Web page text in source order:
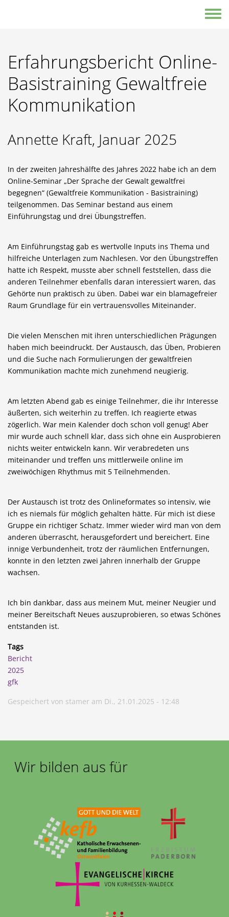
Erfahrungsbericht Online-
Basistraining Gewaltfreie
Kommunikation
Annette Kraft, Januar 2025
In der zweiten Jahreshälfte des Jahres 2022 habe ich an dem
Online-Seminar „Der Sprache der Gewalt gewaltfrei
begegnen“ (Gewaltfreie Kommunikation - Basistraining)
teilgenommen. Das Seminar bestand aus einem
Einführungstag und drei Übungstreffen.
Am Einführungstag gab es wertvolle Inputs ins Thema und
hilfreiche Unterlagen zum Nachlesen. Vor den Übungstreffen
hatte ich Respekt, musste aber schnell feststellen, dass die
anderen Teilnehmer ebenfalls daran interessiert waren, das
Gehörte nun praktisch zu üben. Dabei war ein blamagefreier
Raum Grundlage für ein vertrauensvolles Miteinander.
Die vielen Menschen mit ihren unterschiedlichen Prägungen
haben mich beeindruckt. Der Austausch, das Üben, Probieren
und die Suche nach Formulierungen der gewaltfreien
Kommunikation machte mich zunehmend neugierig.
Am letzten Abend gab es einige Teilnehmer, die ihr Interesse
äußerten, sich weiterhin zu treffen. Ich reagierte etwas
zögerlich. War mein Kalender doch schon voll genug! Aber
mir wurde auch schnell klar, dass sich ohne ein Ausprobieren
nichts weiter entwickeln kann. Wir verabredeten uns
miteinander und treffen uns mittlerweile online im
zweiwöchigen Rhythmus mit 5 Teilnehmenden.
Der Austausch ist trotz des Onlineformates so intensiv, wie
ich es niemals für möglich gehalten hätte. Für mich ist diese
Gruppe ein richtiger Schatz. Immer wieder wird man von dem
anderen überrascht, herausgefordert und bereichert. Eine
innige Verbundenheit, trotz der räumlichen Entfernungen,
konnte in den letzten zwei Jahren innerhalb der Gruppe
wachsen.
Ich bin dankbar, dass aus meinem Mut, meiner Neugier und
meiner Bereitschaft Neues auszuprobieren, so etwas Schönes
entstanden ist.
Tags
Bericht
2025
gfk
Gespeichert von stamer am Di., 21.01.2025 - 12:48
Wir bilden aus für